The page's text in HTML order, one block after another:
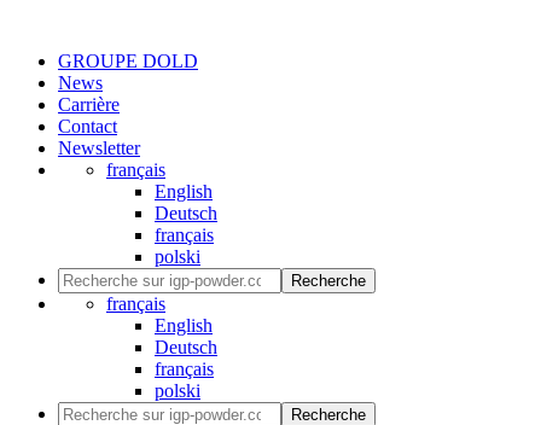
GROUPE DOLD
News
Carrière
Contact
Newsletter
français
English
Deutsch
français
polski
Recherche
français
English
Deutsch
français
polski
Recherche